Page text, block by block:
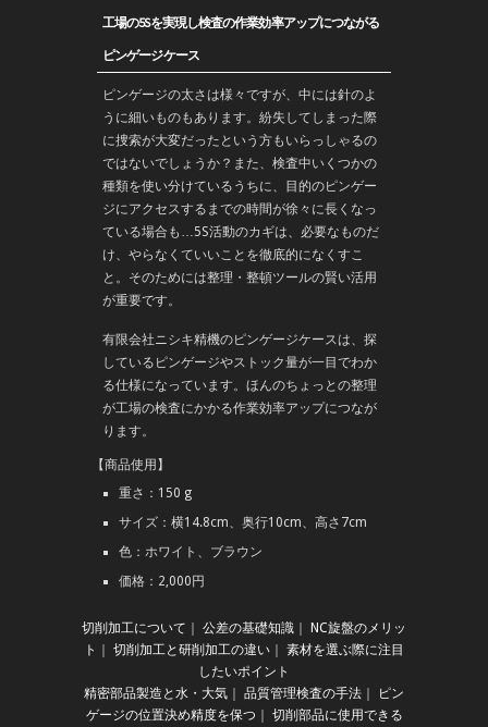
工場の5Sを実現し検査の作業効率アップにつながる
ピンゲージケース
ピンゲージの太さは様々ですが、中には針のよ
うに細いものもあります。紛失してしまった際
に捜索が大変だったという方もいらっしゃるの
ではないでしょうか？また、検査中いくつかの
種類を使い分けているうちに、目的のピンゲー
ジにアクセスするまでの時間が徐々に長くなっ
ている場合も…5S活動のカギは、必要なものだ
け、やらなくていいことを徹底的になくすこ
と。そのためには整理・整頓ツールの賢い活用
が重要です。
有限会社ニシキ精機のピンゲージケースは、探
しているピンゲージやストック量が一目でわか
る仕様になっています。ほんのちょっとの整理
が工場の検査にかかる作業効率アップにつなが
ります。
【商品使用】
重さ：150 g
サイズ：横14.8cm、奥行10cm、高さ7cm
色：ホワイト、ブラウン
価格：2,000円
切削加工について 公差の基礎知識
NC旋盤のメリッ
ト
切削加工と研削加工の違い
素材を選ぶ際に注目
したいポイント
精密部品製造と水・大気
品質管理検査の手法
ピン
ゲージの位置決め精度を保つ
切削部品に使用できる